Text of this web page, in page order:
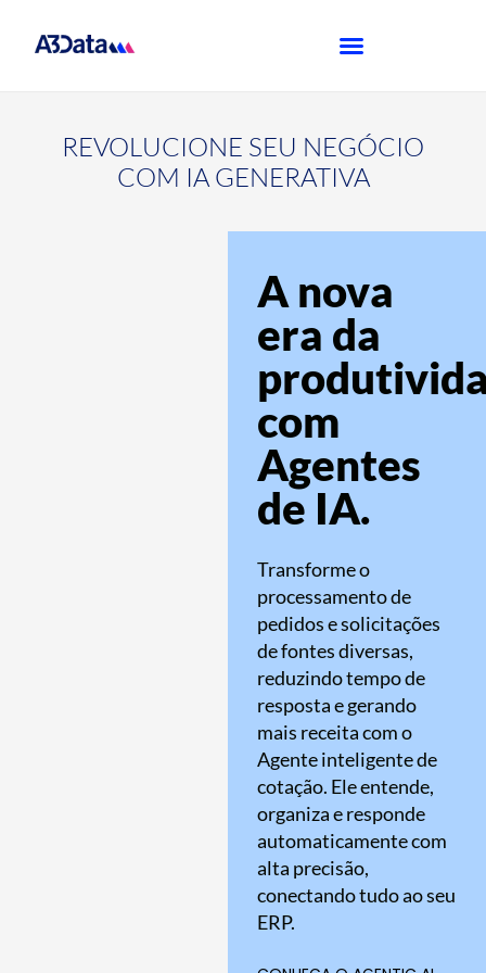
REVOLUCIONE SEU NEGÓCIO
COM IA GENERATIVA
A nova
era da
com
Agentes
de IA.
Transforme o
processamento de
pedidos e solicitações
de fontes diversas,
reduzindo tempo de
resposta e gerando
mais receita com o
Agente inteligente de
cotação. Ele entende,
organiza e responde
automaticamente com
alta precisão,
conectando tudo ao seu
ERP.